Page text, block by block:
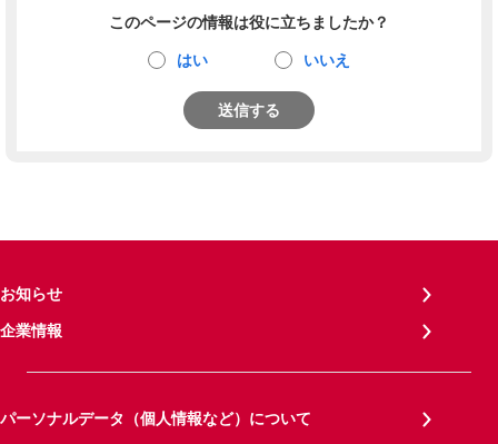
このページの情報は役に立ちましたか？
はい いいえ
送信する
お知らせ
企業情報
パーソナルデータ（個人情報など）について